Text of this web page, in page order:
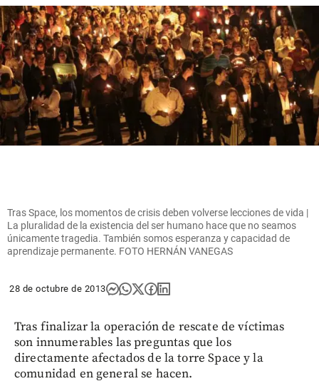
Tras Space, los momentos de crisis deben volverse lecciones de vida |
La pluralidad de la existencia del ser humano hace que no seamos
únicamente tragedia. También somos esperanza y capacidad de
aprendizaje permanente. FOTO HERNÁN VANEGAS
28 de octubre de 2013
Tras finalizar la operación de rescate de víctimas
son innumerables las preguntas que los
directamente afectados de la torre Space y la
comunidad en general se hacen.